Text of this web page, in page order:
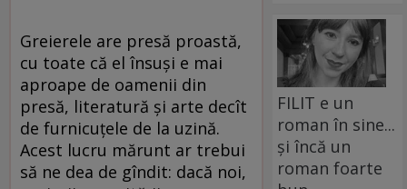
Greierele are presă proastă,
cu toate că el însuși e mai
aproape de oamenii din
presă, literatură și arte decît
de furnicuțele de la uzină.
Acest lucru mărunt ar trebui
să ne dea de gîndit: dacă noi,
FILIT e un
roman în sine...
și încă un
roman foarte